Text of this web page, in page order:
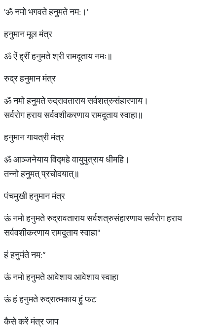
'ॐ नमो भगवते हनुमते नम:।'
हनुमान मूल मंत्र
ॐ ऐं ह्रीं हनुमते श्री रामदूताय नमः॥
रुद्र हनुमान मंत्र
ॐ नमो हनुमते रुद्रावताराय सर्वशत्रुसंहारणाय।
सर्वरोग हराय सर्ववशीकरणाय रामदूताय स्वाहा॥
हनुमान गायत्री मंत्र
ॐ आञ्जनेयाय विद्महे वायुपुत्राय धीमहि।
तन्नो हनुमत् प्रचोदयात्॥
पंचमुखी हनुमान मंत्र
ऊं नमो हनुमते रुद्रावताराय सर्वशत्रुसंहारणाय सर्वरोग हराय
सर्ववशीकरणाय रामदूताय स्वाहा"
हं हनुमंते नम:”
ऊं नमो हनुमते आवेशाय आवेशाय स्वाहा
ऊं हं हनुमते रुद्रात्मकाय हुं फट
कैसे करें मंत्र जाप